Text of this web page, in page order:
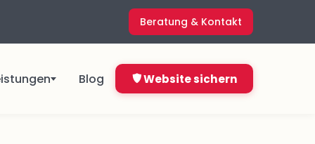
Beratung & Kontakt
Blog Website sichern